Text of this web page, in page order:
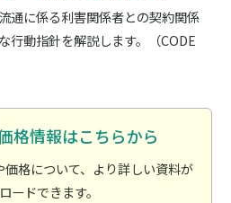
通に係る利害関係者との契約関係
行動指針を解説します。（CODE
格情報はこちらから
格について、より詳しい資料が
ードできます。